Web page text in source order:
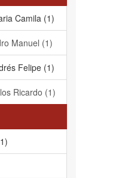
Camila (1)
Manuel (1)
Felipe (1)
Ricardo (1)